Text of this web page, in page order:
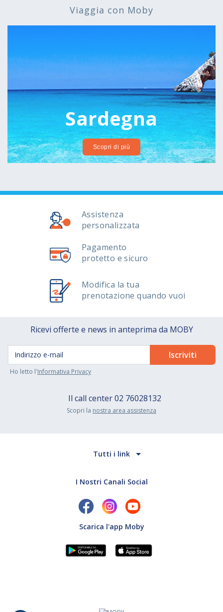
Viaggia con Moby
Sardegna
Scopri di più
Assistenza
personalizzata
Pagamento
protetto e sicuro
Modifica la tua
prenotazione quando vuoi
Ricevi offerte e news in anteprima da MOBY
Ho letto l'Informativa Privacy
Il call center02 76028132
Scopri la nostra area assistenza
Tutti i link
I Nostri Canali Social
Scarica l'app Moby